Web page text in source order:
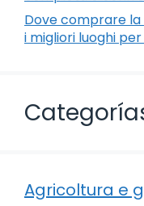
Dove comprare
i migliori luoghi
Agricoltura e